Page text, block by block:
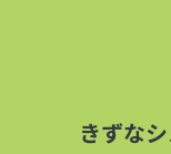
きずな